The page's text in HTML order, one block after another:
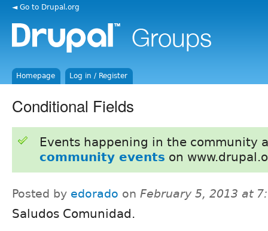
◄ Go to Drupal.org
Homepage Log in / Register
Conditional Fields
Events happening in the community
community events on
Posted by edorado on February 5, 2013 at
Saludos Comunidad.